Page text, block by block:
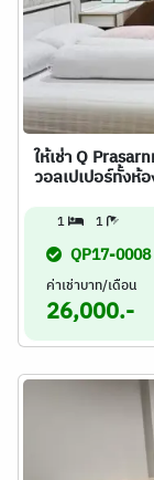
ให้เช่า Q
วอลเปเปอร์ทั้งห้
1 1
QP17-0008
ค่าเช่าบาท/เดือน
26,000.-